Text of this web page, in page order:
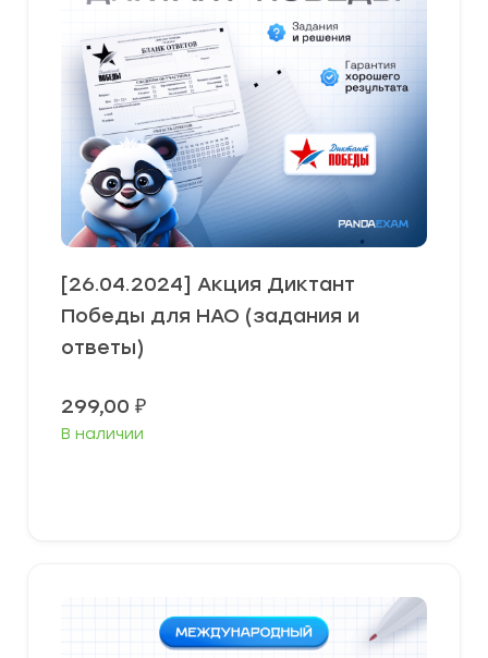
[26.04.2024] Акция Диктант
Победы для НАО (задания и
ответы)
299,00 ₽
В наличии